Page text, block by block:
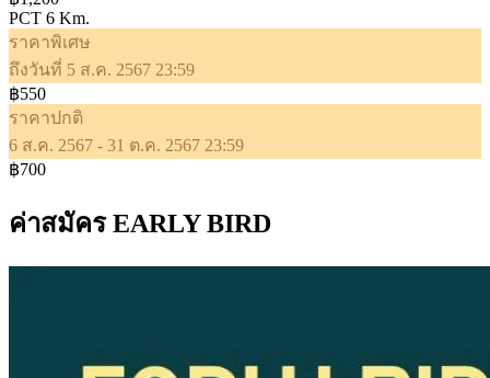
PCT 6 Km.
ราคาพิเศษ
ถึงวันที่ 5 ส.ค. 2567 23:59
฿550
ราคาปกติ
6 ส.ค. 2567 - 31 ต.ค. 2567 23:59
฿700
ค่าสมัคร EARLY BIRD